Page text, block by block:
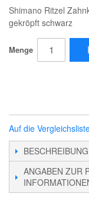
Shimano Ritzel
gekröpft schwarz
Menge
Auf die
BESCHREIBUNG
ANGABEN ZUR